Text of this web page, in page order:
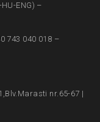
ENG) –
743 040 018 –
nr.65-67 |